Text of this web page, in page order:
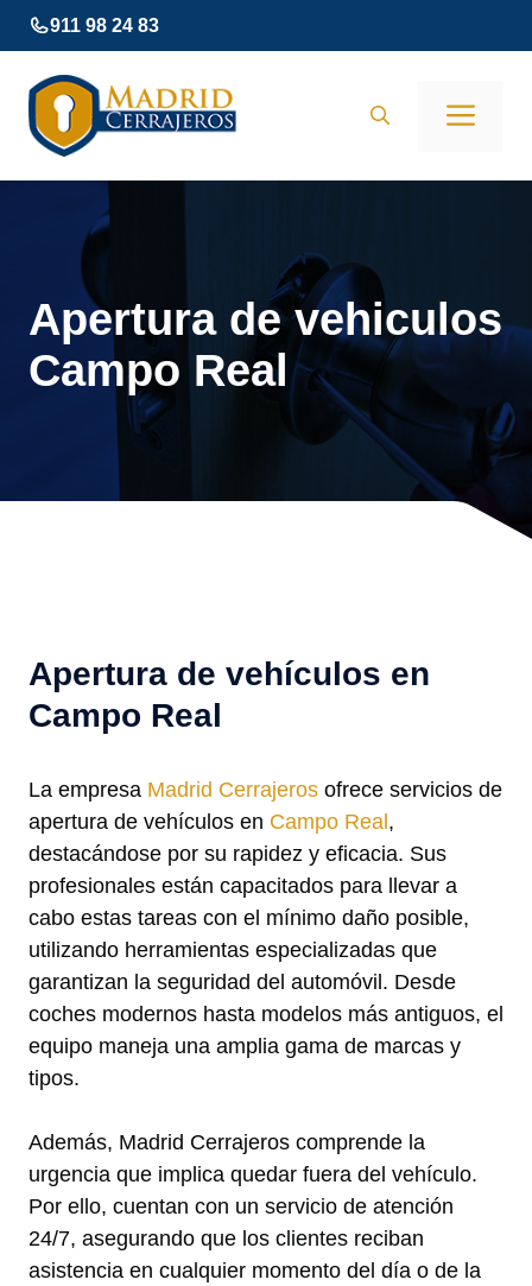
Saltar
al
contenido
911 98 24 83
Apertura de vehiculos
Campo Real
Apertura de vehículos en
Campo Real
La empresa Madrid Cerrajeros ofrece servicios de
apertura de vehículos en Campo Real ,
destacándose por su rapidez y eficacia. Sus
profesionales están capacitados para llevar a
cabo estas tareas con el mínimo daño posible,
utilizando herramientas especializadas que
garantizan la seguridad del automóvil. Desde
coches modernos hasta modelos más antiguos, el
equipo maneja una amplia gama de marcas y
tipos.
Además, Madrid Cerrajeros comprende la
urgencia que implica quedar fuera del vehículo.
Por ello, cuentan con un servicio de atención
24/7, asegurando que los clientes reciban
asistencia en cualquier momento del día o de la